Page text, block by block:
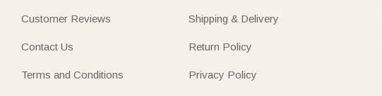
Customer Reviews
Contact Us
Terms and Conditions
Shipping & Delivery
Return Policy
Privacy Policy